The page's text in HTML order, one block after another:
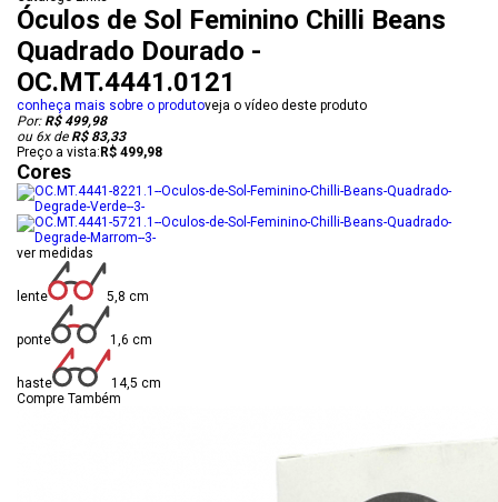
Óculos de Sol Feminino Chilli Beans
Quadrado Dourado -
OC.MT.4441.0121
conheça mais sobre o produtoveja o vídeo deste produto
Por:R$ 499,98
ou 6xdeR$ 83,33
Preço a vista: R$ 499,98
Cores
ver medidas
lente 5,8 cm
ponte 1,6 cm
haste
14,5 cm
Compre Também